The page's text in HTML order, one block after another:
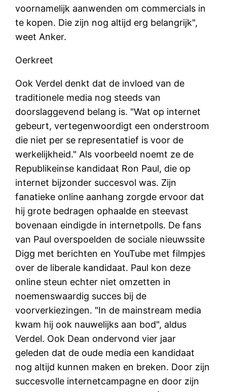
voornamelijk aanwenden om commercials in
te kopen. Die zijn nog altijd erg belangrijk",
weet Anker.
Oerkreet
Ook Verdel denkt dat de invloed van de
traditionele media nog steeds van
doorslaggevend belang is. "Wat op internet
gebeurt, vertegenwoordigt een onderstroom
die niet per se representatief is voor de
werkelijkheid." Als voorbeeld noemt ze de
Republikeinse kandidaat Ron Paul, die op
internet bijzonder succesvol was. Zijn
fanatieke online aanhang zorgde ervoor dat
hij grote bedragen ophaalde en steevast
bovenaan eindigde in internetpolls. De fans
van Paul overspoelden de sociale nieuwssite
Digg met berichten en YouTube met filmpjes
over de liberale kandidaat. Paul kon deze
online steun echter niet omzetten in
noemenswaardig succes bij de
voorverkiezingen. "In de mainstream media
kwam hij ook nauwelijks aan bod", aldus
Verdel. Ook Dean ondervond vier jaar
geleden dat de oude media een kandidaat
nog altijd kunnen maken en breken. Door zijn
succesvolle internetcampagne en door zijn